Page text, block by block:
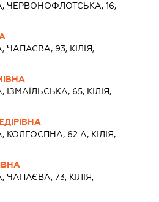
ЧЕРВОНОФЛОТСЬКА, 16,
ЧАПАЄВА, 93, КІЛІЯ,
ІЗМАЇЛЬСЬКА, 65, КІЛІЯ,
КОЛГОСПНА, 62 А, КІЛІЯ,
ЧАПАЄВА, 73, КІЛІЯ,